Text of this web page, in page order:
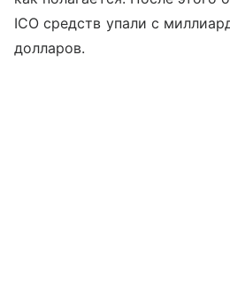
ICO средств упали с
долларов.